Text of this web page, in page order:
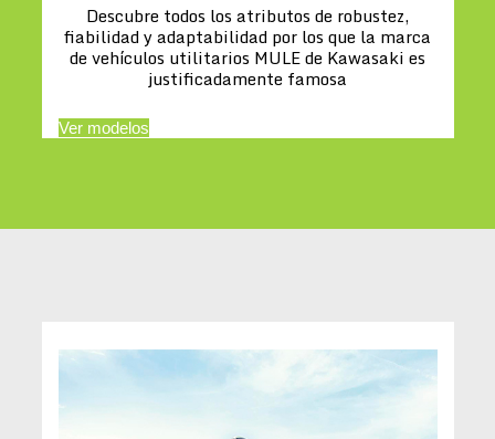
Descubre todos los atributos de robustez,
fiabilidad y adaptabilidad por los que la marca
de vehículos utilitarios MULE de Kawasaki es
justificadamente famosa
Ver modelos